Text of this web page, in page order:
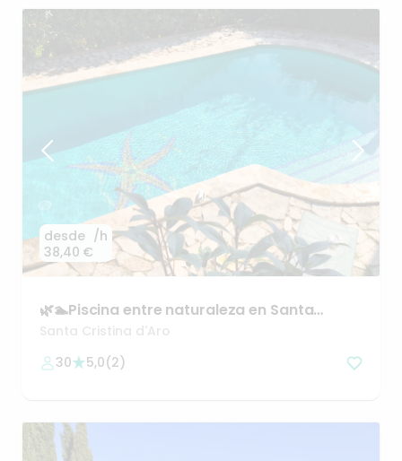
desde
38,40 €
/h
🌿🏊Piscina entre naturaleza en Santa
Cristina d’Aro
Santa Cristina d'Aro
30
5,0(2)